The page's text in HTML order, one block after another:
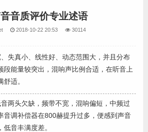
音质评价专业述语
2018-10-22 20:53 30114
失真小、线性好、动态范围大，并且分布
段能量较突出，混响声比例合适，在听音上
适。
两头欠缺，频带不宽，混响偏短，中频过
音调补偿器在800赫提升过多，便感到声音
音丰满度差。